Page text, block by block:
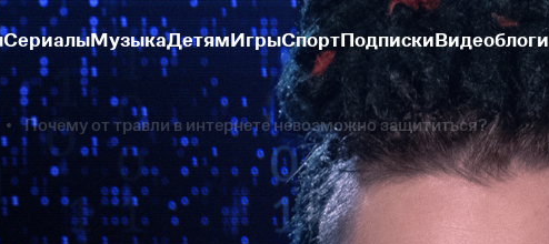
СериалыМузыкаДетямИгрыСпортПодпискиВидеоблоги
Почему от травли в интернете невозможно защититься?